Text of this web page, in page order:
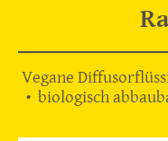
Vegane
• biologisch